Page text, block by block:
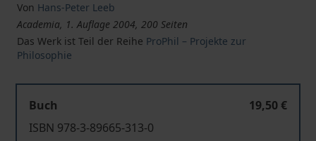
Von Hans-Peter Leeb
Academia, 1. Auflage 2004, 200 Seiten
Das Werk ist Teil der Reihe ProPhil – Projekte zur
Philosophie
Buch
19,50 €
ISBN 978-3-89665-313-0